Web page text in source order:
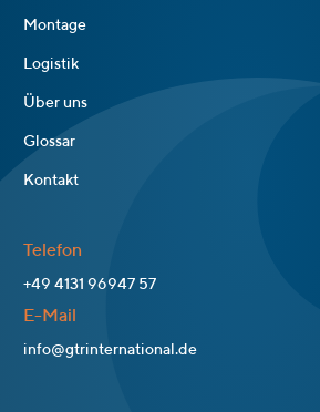
Montage
Logistik
Über uns
Glossar
Kontakt
Telefon
+49 4131 96947 57
E-Mail
info@gtrinternational.de